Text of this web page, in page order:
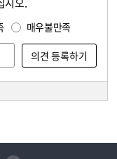
매우불만족
트위터